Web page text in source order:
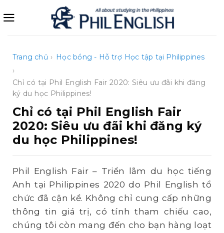
qua
Trang chủ › Học bổng - Hỗ trợ Học tập tại Philippines
›
Chỉ có tại Phil English Fair 2020: Siêu ưu đãi khi đăng
ký du học Philippines!
Chỉ có tại Phil English Fair
2020: Siêu ưu đãi khi đăng ký
du học Philippines!
Phil English Fair – Triển lãm du học tiếng
Anh tại Philippines 2020 do Phil English tổ
chức đã cận kề. Không chỉ cung cấp những
thông tin giá trị, có tính tham chiếu cao,
chúng tôi còn mang đến cho bạn hàng loạt